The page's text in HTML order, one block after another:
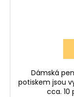
Dámská
potiskem jsou
cca. 10